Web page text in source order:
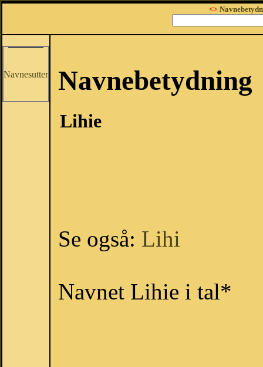
<>
Navnesutter Navnebetydning
Lihie
Se også: Lihi
Navnet Lihie i tal*